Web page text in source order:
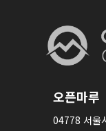
오픈마루
04778 서울